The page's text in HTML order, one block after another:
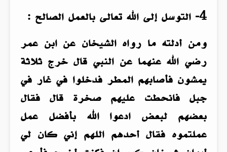
4- التوسل إلى الله تعالى بالعمل الصالح :
ومن أدلته ما رواه الشيخان عن ابن عمر
رضي الله عنهما عن النبي قال خرج ثلاثة
يمشون فأصابهم المطر فدخلوا في غار في
جبل فانحطت عليهم صخرة قال فقال
بعضهم لبعض ادعوا الله بأفضل عمل
عملتموه فقال أحدهم اللهم إني كان لي